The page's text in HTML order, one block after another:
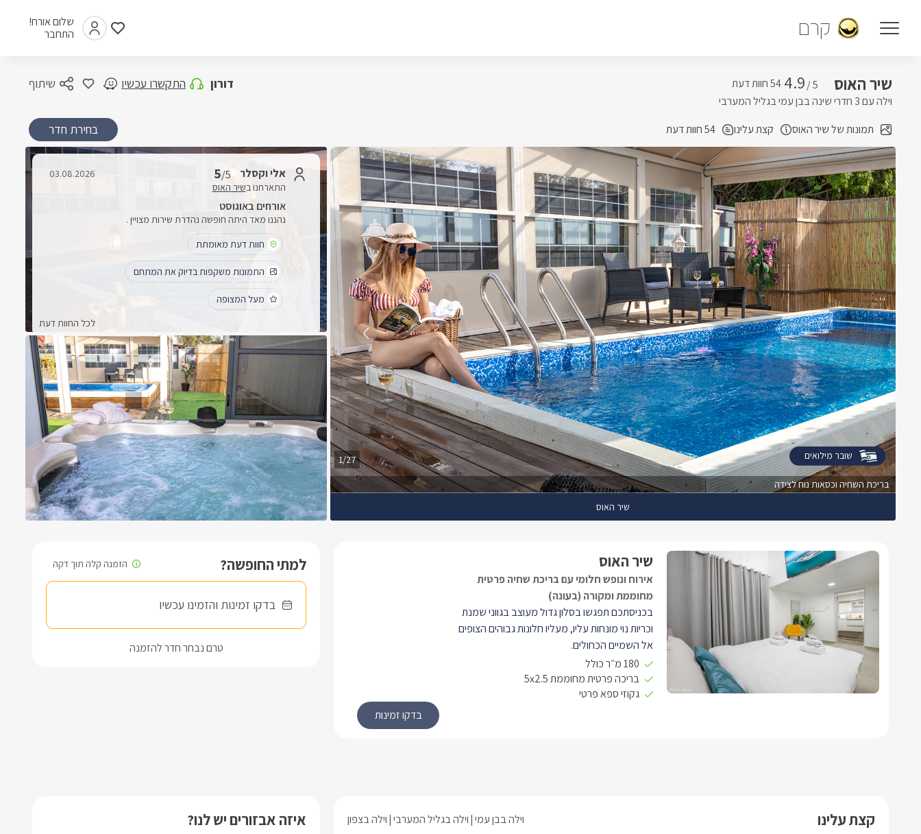
קרם
שלום אורח!
התחבר
שיר האוס 5 /
4.9
וילה עם 3 חדרי שינה בבן עמי בגליל המערבי
תמונות של שיר האוס
קצת עלינו 54 חוות דעת
שיתוף דורון התקשרו עכשיו
בחירת חדר
בריכת השחיה וכסאות נוח לצידה
1/27
שיר האוס
אלי וקסלר 5/5
התארחנו בשיר האוס
03.08.2026
אורחים באוגוסט
נהננו מאד היתה חופשה נהדרת שירות מצויין .
חוות דעת מאומתת
התמונות משקפות בדיוק את המתחם
מעל המצופה
לכל החוות דעת
שובר מילואים
למתי החופשה?
בדקו זמינות והזמינו עכשיו
טרם נבחר חדר להזמנה
שיר האוס
אירוח ונופש חלומי עם בריכת שחיה פרטית
מחוממת ומקורה (בעונה)
בכניסתכם תפגשו בסלון גדול מעוצב בגווני שמנת
וכריות נוי מונחות עליו, מעליו חלונות גבוהים הצופים
אל השמיים הכחולים.
נופש יוקרתי ומפואר פרטי לחלוטין, בוילה בכל אחד
מ 3 חדרי השינה מיטה זוגית מפנקת, טלוויזיה עם
כיריים, מיקרוגל, ציפסר, מחבתות וסירים, תמי 4,
180 מ״ר כולל
בריכה פרטית מחוממת 5x2.5
גקוזי ספא פרטי
קצת עלינו וילה בבן עמי וילה בגליל המערבי וילה בצפון איזה אבזורים יש לנו?